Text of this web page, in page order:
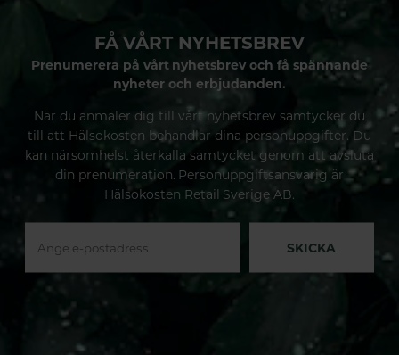
FÅ VÅRT NYHETSBREV
Prenumerera på vårt nyhetsbrev och få spännande
nyheter och erbjudanden.
När du anmäler dig till vårt nyhetsbrev samtycker du
till att Hälsokosten behandlar dina personuppgifter. Du
kan närsomhelst återkalla samtycket genom att avsluta
din prenumeration. Personuppgiftsansvarig är
Hälsokosten Retail Sverige AB.
SKICKA